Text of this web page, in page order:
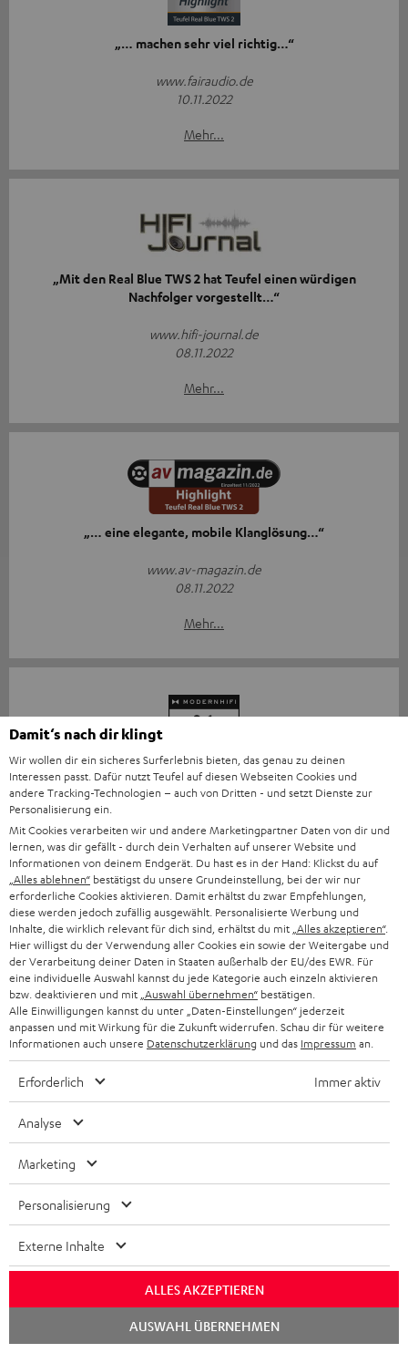
„… machen sehr viel richtig…“
www.fairaudio.de
10.11.2022
Mehr...
„Mit den Real Blue TWS 2 hat Teufel einen würdigen
Nachfolger vorgestellt…“
www.hifi-journal.de
08.11.2022
Mehr...
„… eine elegante, mobile Klanglösung…“
www.av-magazin.de
08.11.2022
Mehr...
„… mit allen modernen Annehmlichkeiten ausgestattet…“
08.11.2022
Mehr...
„Sehr gut verarbeitet TWS-Hörer…“
www.areadvd.de
08.11.2022
„… einfach so gut wie alles richtig gemacht.“
www.techtest.org
08.11.2022
Mehr...
Damit‘s nach dir klingt
Wir wollen dir ein sicheres Surferlebnis bieten, das genau zu deinen
Interessen passt. Dafür nutzt Teufel auf diesen Webseiten Cookies und
andere Tracking-Technologien – auch von Dritten - und setzt Dienste zur
Personalisierung ein.
Mit Cookies verarbeiten wir und andere Marketingpartner Daten von dir und
lernen, was dir gefällt - durch dein Verhalten auf unserer Website und
Informationen von deinem Endgerät. Du hast es in der Hand: Klickst du auf
„Alles ablehnen“ bestätigst du unsere Grundeinstellung, bei der wir nur
erforderliche Cookies aktivieren. Damit erhältst du zwar Empfehlungen,
diese werden jedoch zufällig ausgewählt. Personalisierte Werbung und
Inhalte, die wirklich relevant für dich sind, erhältst du mit „Alles akzeptieren“.
Hier willigst du der Verwendung aller Cookies ein sowie der Weitergabe und
der Verarbeitung deiner Daten in Staaten außerhalb der EU/des EWR. Für
eine individuelle Auswahl kannst du jede Kategorie auch einzeln aktivieren
bzw. deaktivieren und mit „Auswahl übernehmen“ bestätigen.
Alle Einwilligungen kannst du unter „Daten-Einstellungen“ jederzeit
anpassen und mit Wirkung für die Zukunft widerrufen. Schau dir für weitere
Informationen auch unsere Datenschutzerklärung und das Impressum an.
Erforderlich Immer aktiv
Analyse
Marketing
Personalisierung
Externe Inhalte
ALLES AKZEPTIEREN
AUSWAHL ÜBERNEHMEN